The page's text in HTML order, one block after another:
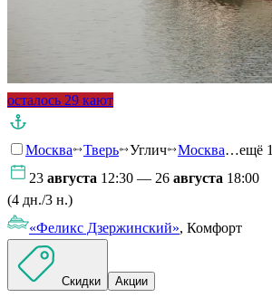
осталось 29 кают
Москва Тверь Углич Москва…ещё 1
23 августа 12:30 — 26 августа 18:00
(4 дн./3 н.)
«Феликс Дзержинский», Комфорт
Скидки Акции